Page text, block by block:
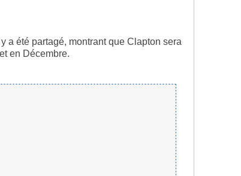
a été partagé, montrant que Clapton sera
en Décembre.